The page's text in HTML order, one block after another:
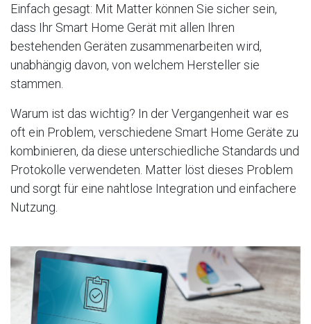
Einfach gesagt: Mit Matter können Sie sicher sein,
dass Ihr Smart Home Gerät mit allen Ihren
bestehenden Geräten zusammenarbeiten wird,
unabhängig davon, von welchem Hersteller sie
stammen.
Warum ist das wichtig? In der Vergangenheit war es
oft ein Problem, verschiedene Smart Home Geräte zu
kombinieren, da diese unterschiedliche Standards und
Protokolle verwendeten. Matter löst dieses Problem
und sorgt für eine nahtlose Integration und einfachere
Nutzung.